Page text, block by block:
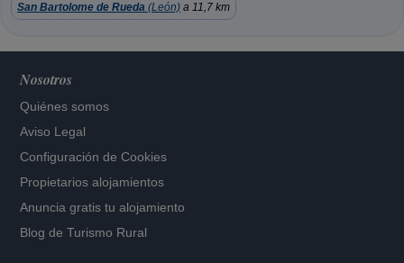
San Bartolome de Rueda (León) a 11,7 km
Nosotros
Quiénes somos
Aviso Legal
Configuración de Cookies
Propietarios alojamientos
Anuncia gratis tu alojamiento
Blog de Turismo Rural